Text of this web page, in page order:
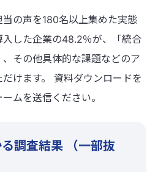
の声を180名以上集めた実態
した企業の48.2％が、「統合
その他具体的な課題などのア
けます。 資料ダウンロードを
ムを送信ください。
調査結果 （一部抜